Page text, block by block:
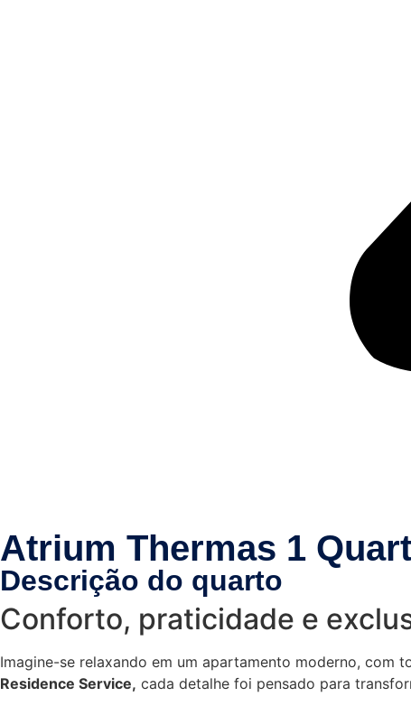
Atrium Thermas 1
Descrição do quarto
Conforto, praticidade e
Imagine-se relaxando em um apartamento moderno, com
Residence Service, cada detalhe foi pensado para